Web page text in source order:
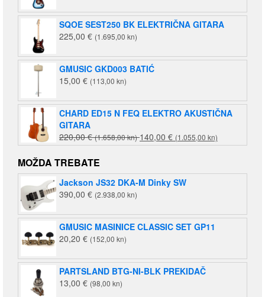
SQOE SEST250 BK ELEKTRIČNA GITARA
225,00 € (1.695,00 kn)
GMUSIC GKD003 BATIĆ
15,00 € (113,00 kn)
CHARD ED15 N FEQ ELEKTRO AKUSTIČNA
GITARA
220,00€ (1.658,00 kn)Izvorna
cijena
je:
220,00 €
140,00 € (1.055,00 kn)
cijena
140,00 €
MOŽDA TREBATE
Jackson JS32 DKA-M Dinky SW
390,00 € (2.938,00 kn)
GMUSIC MASINICE CLASSIC SET GP11
20,20 € (152,00 kn)
PARTSLAND BTG-NI-BLK PREKIDAČ
13,00 € (98,00 kn)